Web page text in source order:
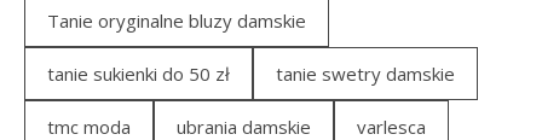
Tanie oryginalne bluzy damskie
tanie sukienki do 50 zł tanie swetry damskie
tmc moda ubrania damskie varlesca